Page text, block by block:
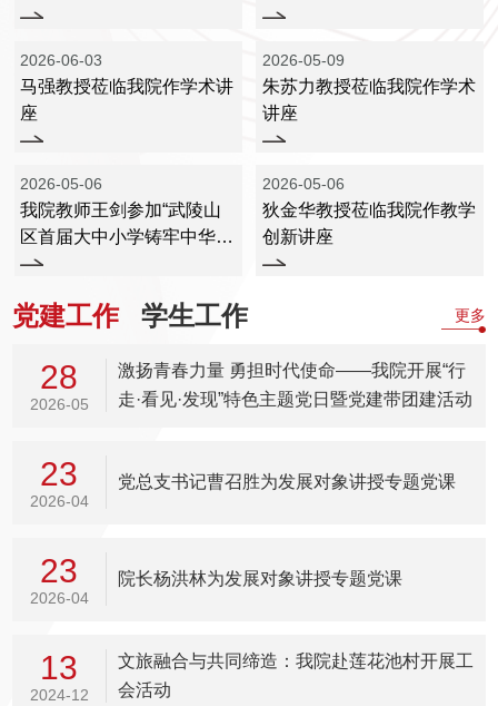
与本科生学术论坛
2026-06-03
马强教授莅临我院作学术讲
座
2026-05-09
朱苏力教授莅临我院作学术
讲座
2026-05-06
我院教师王剑参加“武陵山
区首届大中小学铸牢中华民
族共同体意识教育交...
2026-05-06
狄金华教授莅临我院作教学
创新讲座
党建工作 学生工作 更多
28
2026-05
激扬青春力量 勇担时代使命——我院开展“行
走·看见·发现”特色主题党日暨党建带团建活动
23
2026-04
党总支书记曹召胜为发展对象讲授专题党课
23
2026-04
院长杨洪林为发展对象讲授专题党课
13
2024-12
文旅融合与共同缔造：我院赴莲花池村开展工
会活动